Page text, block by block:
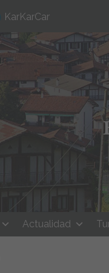
KarKarCar
Actualidad